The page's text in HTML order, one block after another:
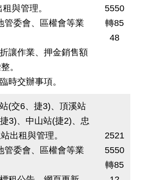
與管理。
管委會、區權會等業
讓作業、押金銷售額
。
時交辦事項。
5550
轉85
48
(交6、捷3)、頂溪站
3)、中山站(捷2)、忠
出租與管理。
管委會、區權會等業
2521
5550
轉85